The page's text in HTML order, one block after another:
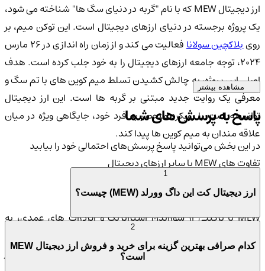
ارز دیجیتال MEW که با نام "گربه در دنیای سگ ها" شناخته می شود،
یک پروژه برجسته در دنیای ارزهای دیجیتال است. این توکن میم، بر
رویبلاکچین سولانا
فعالیت می کند و از زمان راه اندازی در ۲۶ مارس
۲۰۲۴، توجه جامعه ارزهای دیجیتال را به خود جلب کرده است. هدف
اصلی این پروژه، به چالش کشیدن تسلط میم کوین های با تم سگ و
معرفی یک روایت جدید مبتنی بر گربه ها است. این ارز دیجیتال
توانسته است با رویکرد منحصر به فرد خود، جایگاهی ویژه در میان
علاقه مندان به میم کوین ها پیدا کند.
تفاوت های MEW با سایر ارزهای دیجیتال
رویکرد منحصر به فرد
MEW با ترکیبی از سوزاندن استراتژیک و ایردراپ های عمدی، به
است. این رویکرد باعث شده تا MEW به شکلی منحصربه فرد در
مشاهده بیشتر
پاسخ به پرسش های شما
در این بخش می‌توانید پاسخ پرسش‌های احتمالی خود را بیابید
ارز دیجیتال کت این داگ وورلد (MEW) چیست؟
کدام صرافی بهترین گزینه برای خرید و فروش ارز دیجیتال MEW
است؟